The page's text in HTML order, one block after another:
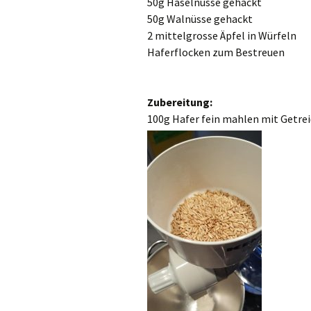
50g Walnüsse gehackt
2 mittelgrosse Äpfel in Würfeln
Haferflocken zum Bestreuen
Zubereitung:
100g Hafer fein mahlen mit